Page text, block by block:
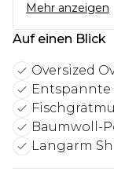
Mehr anzeigen
Auf einen Blick
Oversized
Entspannte
Baumwoll-
Langarm